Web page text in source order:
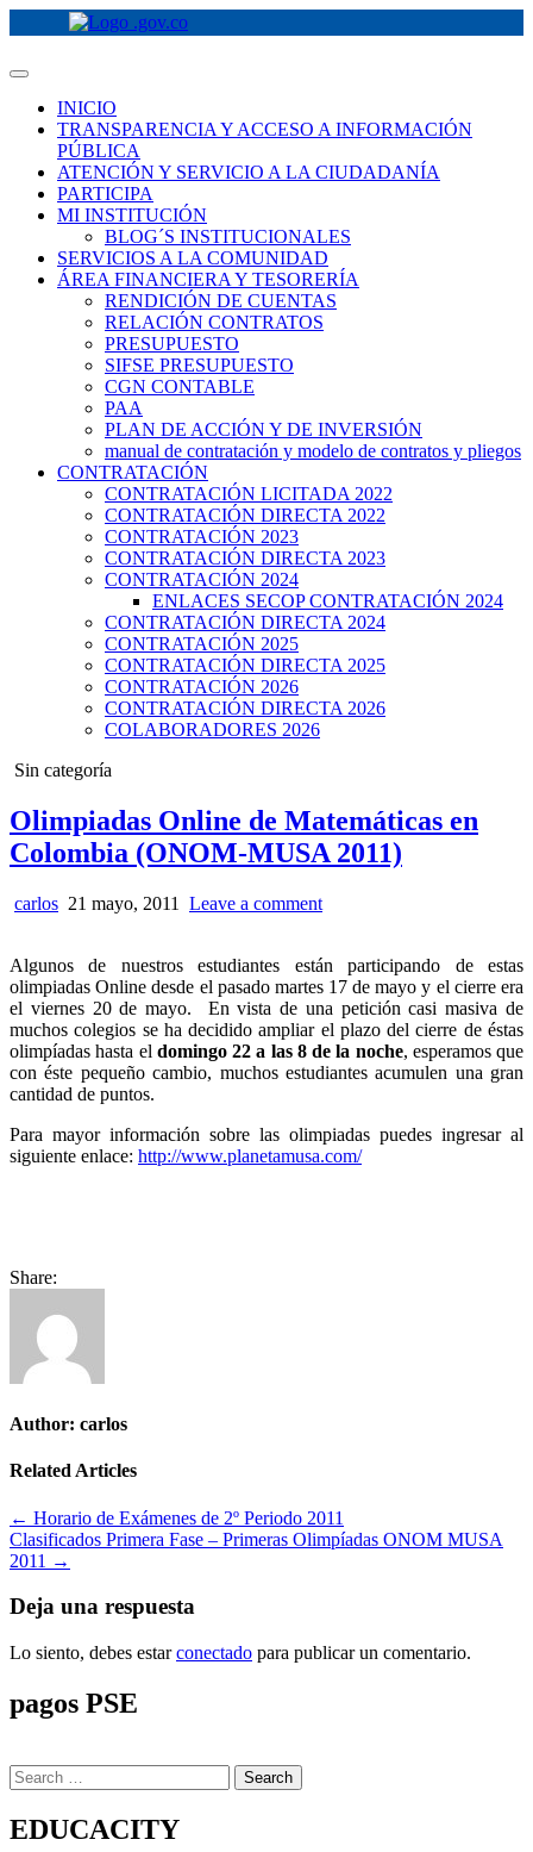
INICIO
TRANSPARENCIA Y ACCESO A INFORMACIÓN
PÚBLICA
ATENCIÓN Y SERVICIO A LA CIUDADANÍA
PARTICIPA
MI INSTITUCIÓN
BLOG´S INSTITUCIONALES
SERVICIOS A LA COMUNIDAD
ÁREA FINANCIERA Y TESORERÍA
RENDICIÓN DE CUENTAS
RELACIÓN CONTRATOS
PRESUPUESTO
SIFSE PRESUPUESTO
CGN CONTABLE
PAA
PLAN DE ACCIÓN Y DE INVERSIÓN
manual de contratación y modelo de contratos y pliegos
CONTRATACIÓN
CONTRATACIÓN LICITADA 2022
CONTRATACIÓN DIRECTA 2022
CONTRATACIÓN 2023
CONTRATACIÓN DIRECTA 2023
CONTRATACIÓN 2024
ENLACES SECOP CONTRATACIÓN 2024
CONTRATACIÓN DIRECTA 2024
CONTRATACIÓN 2025
CONTRATACIÓN DIRECTA 2025
CONTRATACIÓN 2026
CONTRATACIÓN DIRECTA 2026
COLABORADORES 2026
Posted
Sin categoría
Olimpiadas Online de Matemáticas en
Colombia (ONOM-MUSA 2011)
carlos 21 mayo, 2011 Leave a comment
Algunos de nuestros estudiantes están participando de estas
olimpiadas Online desde el pasado martes 17 de mayo y el cierre era
el viernes 20 de mayo. En vista de una petición casi masiva de
muchos colegios se ha decidido ampliar el plazo del cierre de éstas
olimpíadas hasta el domingo 22 a las 8 de la noche, esperamos que
con éste pequeño cambio, muchos estudiantes acumulen una gran
cantidad de puntos.
Para mayor información sobre las olimpiadas puedes ingresar al
siguiente enlace: http://www.planetamusa.com/
Share:
Author: carlos
Related Articles
Navegación
de
← Horario de Exámenes de 2º Periodo 2011
Clasificados Primera Fase – Primeras Olimpíadas ONOM MUSA
2011 →
Deja una respuesta
Lo siento, debes estarconectado para publicar un comentario.
pagos PSE
Search
for:
EDUCACITY